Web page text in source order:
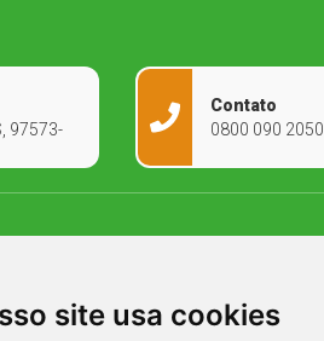
site usa cookies
97573-
Contato
0800 090 2050